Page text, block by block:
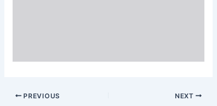
PostPREVIOUS NEXT